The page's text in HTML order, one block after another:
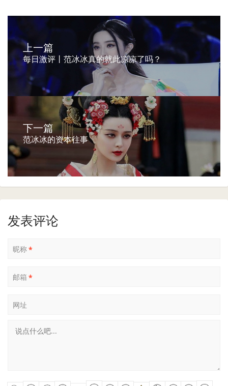
上一篇
每日激评丨范冰冰真的就此凉凉了吗？
下一篇
范冰冰的资本往事
发表评论
昵称*
邮箱 *
网址